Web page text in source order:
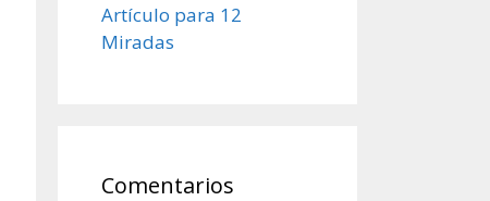
Artículo para 12
Miradas
Comentarios